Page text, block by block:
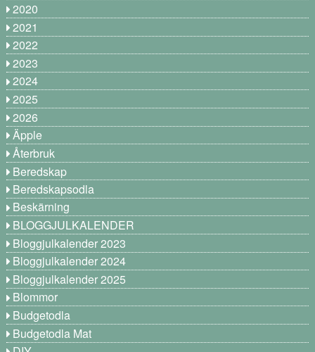
2020
2021
2022
2023
2024
2025
2026
Äpple
Återbruk
Beredskap
Beredskapsodla
Beskärning
BLOGGJULKALENDER
Bloggjulkalender 2023
Bloggjulkalender 2024
Bloggjulkalender 2025
Blommor
Budgetodla
Budgetodla Mat